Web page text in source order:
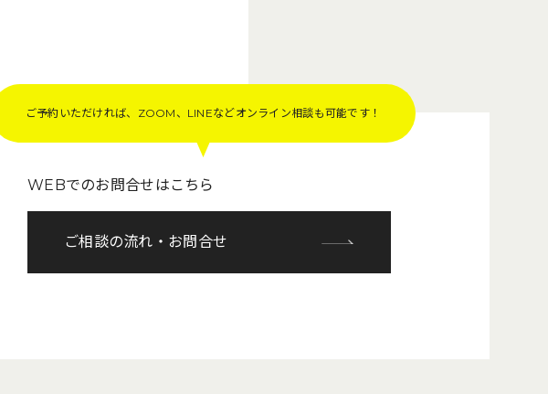
WEBでのお問合せはこちら
ご予約いただければ、ZOOM、LINEなどオンライン相談も可能です！
ご相談の流れ・お問合せ